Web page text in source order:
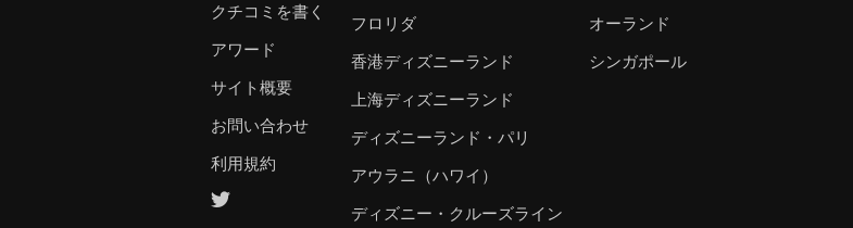
クチコミを書く
アワード
サイト概要
お問い合わせ
利用規約
フロリダ
香港ディズニーランド
上海ディズニーランド
ディズニーランド・パリ
アウラニ（ハワイ）
ディズニー・クルーズライン
オーランド
シンガポール